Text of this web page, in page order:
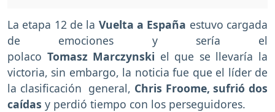
La etapa 12 de la Vuelta a España estuvo cargada
de emociones y sería el
polaco Tomasz Marczynski el que se llevaría la
victoria, sin embargo, la noticia fue que el líder de
la clasificación general, Chris Froome, sufrió dos
caídas y perdió tiempo con los perseguidores.